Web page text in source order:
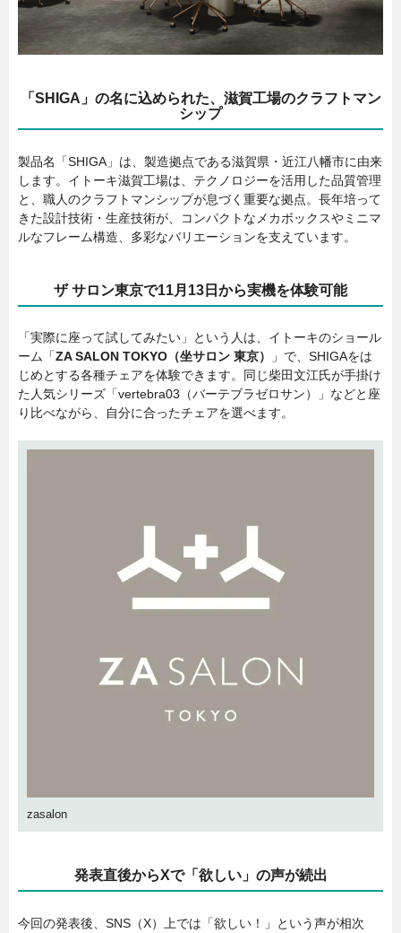
「SHIGA」の名に込められた、滋賀工場のクラフトマン
シップ
製品名「SHIGA」は、製造拠点である滋賀県・近江八幡市に由来
します。イトーキ滋賀工場は、テクノロジーを活用した品質管理
と、職人のクラフトマンシップが息づく重要な拠点。長年培って
きた設計技術・生産技術が、コンパクトなメカボックスやミニマ
ルなフレーム構造、多彩なバリエーションを支えています。
ザ サロン東京で11月13日から実機を体験可能
「実際に座って試してみたい」という人は、イトーキのショール
ーム「ZA SALON TOKYO（坐サロン 東京）
」で、SHIGAをは
じめとする各種チェアを体験できます。同じ柴田文江氏が手掛け
た人気シリーズ「vertebra03（バーテブラゼロサン）」などと座
り比べながら、自分に合ったチェアを選べます。
zasalon
発表直後からXで「欲しい」の声が続出
今回の発表後、SNS（X）上では「欲しい！」という声が相次